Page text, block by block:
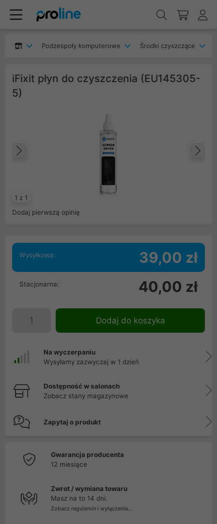
Podzespoły komputerowe Środki czyszczące
iFixit płyn do czyszczenia (EU145305-
5)
1 z 1
Dodaj pierwszą opinię
Wysyłkowa: 39,00 zł
Stacjonarna: 40,00 zł
Dodaj do koszyka
Na wyczerpaniu
Wysyłamy zazwyczaj w 1 dzień
Dostępność w salonach
Zobacz stany magazynowe
Zapytaj o produkt
Gwarancja producenta
12 miesiące
Zwrot / wymiana towaru
Masz na to 14 dni.
Zobacz regulamin i wyłączenia...